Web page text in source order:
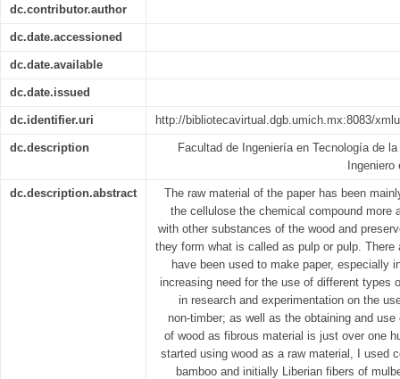
dc.contributor.author
dc.date.accessioned
dc.date.available
dc.date.issued
dc.identifier.uri http://bibliotecavirtual.dgb.umich.mx:8083/
dc.description
Facultad de Ingeniería en Tecnología de
dc.description.abstract
The raw material of the paper has been
the cellulose the chemical compound more
with other substances of the wood and
they form what is called as pulp or pulp.
have been used to make paper, especially
increasing need for the use of different types
in research and experimentation on the
non-timber; as well as the obtaining and
of wood as fibrous material is just over one
started using wood as a raw material, I used
bamboo and initially Liberian fibers of